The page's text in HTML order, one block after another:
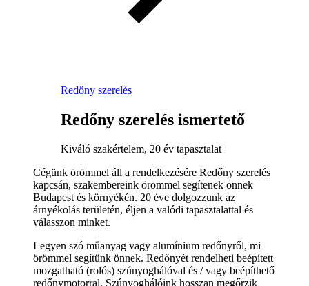
Redőny szerelés
Redőny szerelés ismertető
Kiváló szakértelem, 20 év tapasztalat
Cégünk örömmel áll a rendelkezésére Redőny szerelés
kapcsán, szakembereink örömmel segítenek önnek
Budapest és környékén. 20 éve dolgozzunk az
árnyékolás területén, éljen a valódi tapasztalattal és
válasszon minket.
Legyen szó műanyag vagy alumínium redőnyről, mi
örömmel segítünk önnek. Redőnyét rendelheti beépített
mozgatható (rolós) szúnyoghálóval és / vagy beépíthető
redőnymotorral. Szúnyoghálóink hosszan megőrzik